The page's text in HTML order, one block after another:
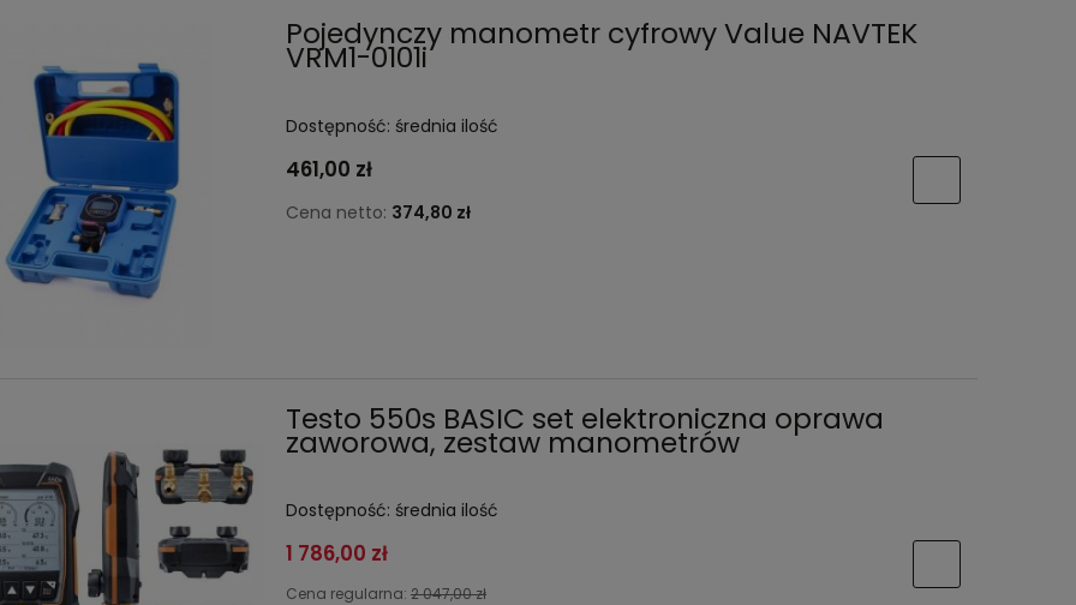
Pojedynczy manometr cyfrowy Value NAVTEK
VRM1-0101i
Dostępność: średnia ilość
461,00 zł
Cena netto: 374,80 zł
Testo 550s BASIC set elektroniczna oprawa
zaworowa, zestaw manometrów
Dostępność: średnia ilość
1 786,00 zł
Cena regularna:2 047,00 zł